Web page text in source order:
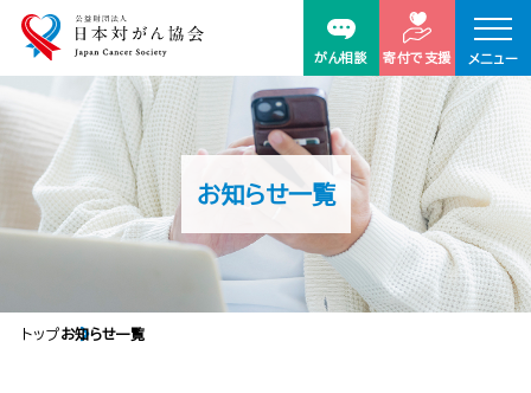
がん相談 寄付で支援 メニュー
お知らせ一覧
トップお知らせ一覧